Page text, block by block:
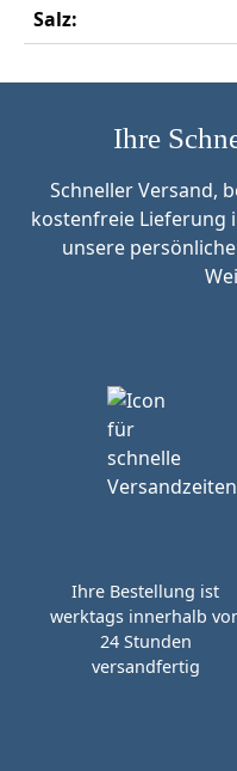
Salz:
Ihre
Schneller Versand,
kostenfreie Lieferung
unsere
Ihre Bestellung ist
werktags innerhalb
24 Stunden
versandfertig